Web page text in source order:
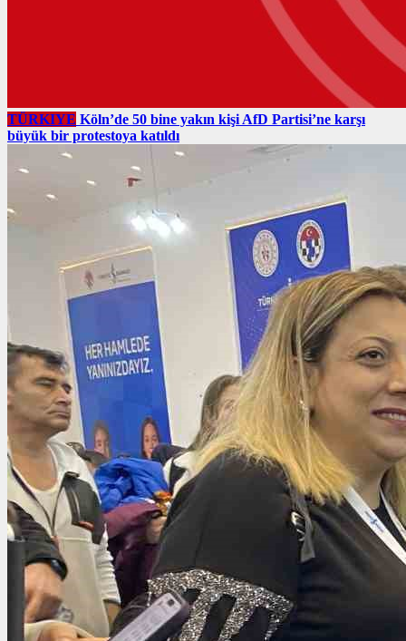
TÜRKIYE Köln’de 50 bine yakın kişi AfD Partisi’ne karşı
büyük bir protestoya katıldı